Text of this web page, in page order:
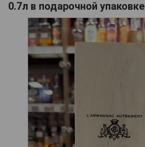
0.7л в подарочной упаковке